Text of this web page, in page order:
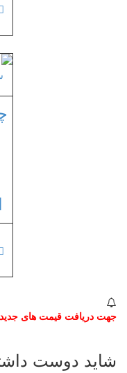
جهت دریافت قیمت های
شاید دوست